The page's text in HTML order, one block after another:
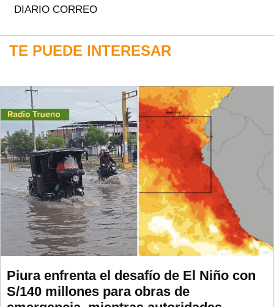
DIARIO CORREO
TE PUEDE INTERESAR
Piura enfrenta el desafío de El Niño con
S/140 millones para obras de